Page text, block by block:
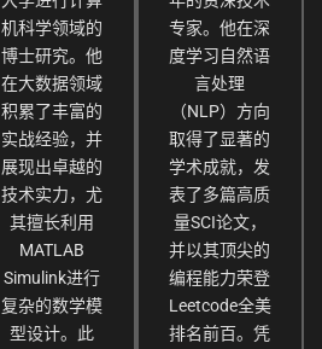
机科学领域的
博士研究。他
在大数据领域
积累了丰富的
实战经验，并
展现出卓越的
技术实力，尤
其擅长利用
MATLAB
Simulink进行
复杂的数学模
型设计。此
专家。他在深
度学习自然语
言处理
（NLP）方向
取得了显著的
学术成就，发
表了多篇高质
量SCI论文，
并以其顶尖的
编程能力荣登
Leetcode全美
排名前百。凭